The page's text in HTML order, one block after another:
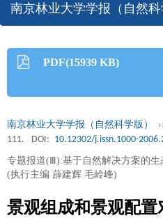
南京林业大学学报（自然科
PDF(15939 KB)
南京林业大学学报（自然科学版）
111.
DOI: 10.12302/j.issn.1000-
专题报道(Ⅲ):基于自然解决方案的
(执行主编 薜建辉 毛岭峰)
景观组成和景观配置